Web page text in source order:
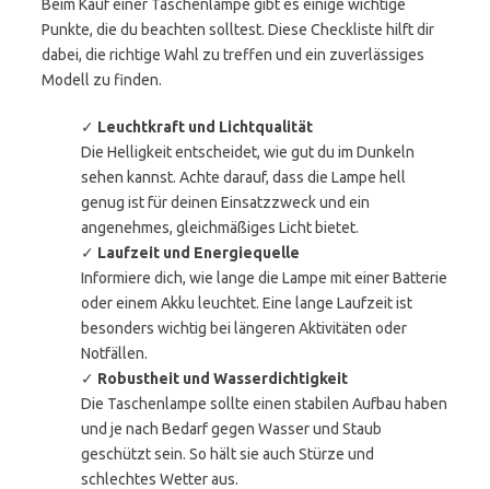
Beim Kauf einer Taschenlampe gibt es einige wichtige
Punkte, die du beachten solltest. Diese Checkliste hilft dir
dabei, die richtige Wahl zu treffen und ein zuverlässiges
Modell zu finden.
✓ Leuchtkraft und Lichtqualität
Die Helligkeit entscheidet, wie gut du im Dunkeln
sehen kannst. Achte darauf, dass die Lampe hell
genug ist für deinen Einsatzzweck und ein
angenehmes, gleichmäßiges Licht bietet.
✓ Laufzeit und Energiequelle
Informiere dich, wie lange die Lampe mit einer Batterie
oder einem Akku leuchtet. Eine lange Laufzeit ist
besonders wichtig bei längeren Aktivitäten oder
Notfällen.
✓ Robustheit und Wasserdichtigkeit
Die Taschenlampe sollte einen stabilen Aufbau haben
und je nach Bedarf gegen Wasser und Staub
geschützt sein. So hält sie auch Stürze und
schlechtes Wetter aus.